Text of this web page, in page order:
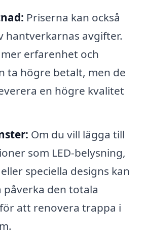
Priserna kan också
hantverkarnas avgifter.
erfarenhet och
ta högre betalt, men de
en högre kvalitet
Om du vill lägga till
som LED-belysning,
speciella designs kan
påverka den totala
att renovera trappa i